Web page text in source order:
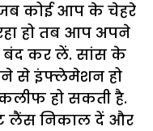
कोई आप के चेहरे
हो तब आप अपने
बंद कर लें. सांस के
से इंफ्लेमेशन हो
हो सकती है.
लैंस निकाल दें और